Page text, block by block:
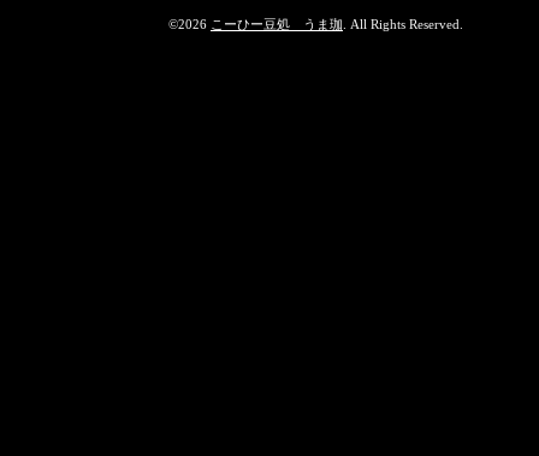
©2026 こーひー豆処 うま珈 . All Rights Reserved.